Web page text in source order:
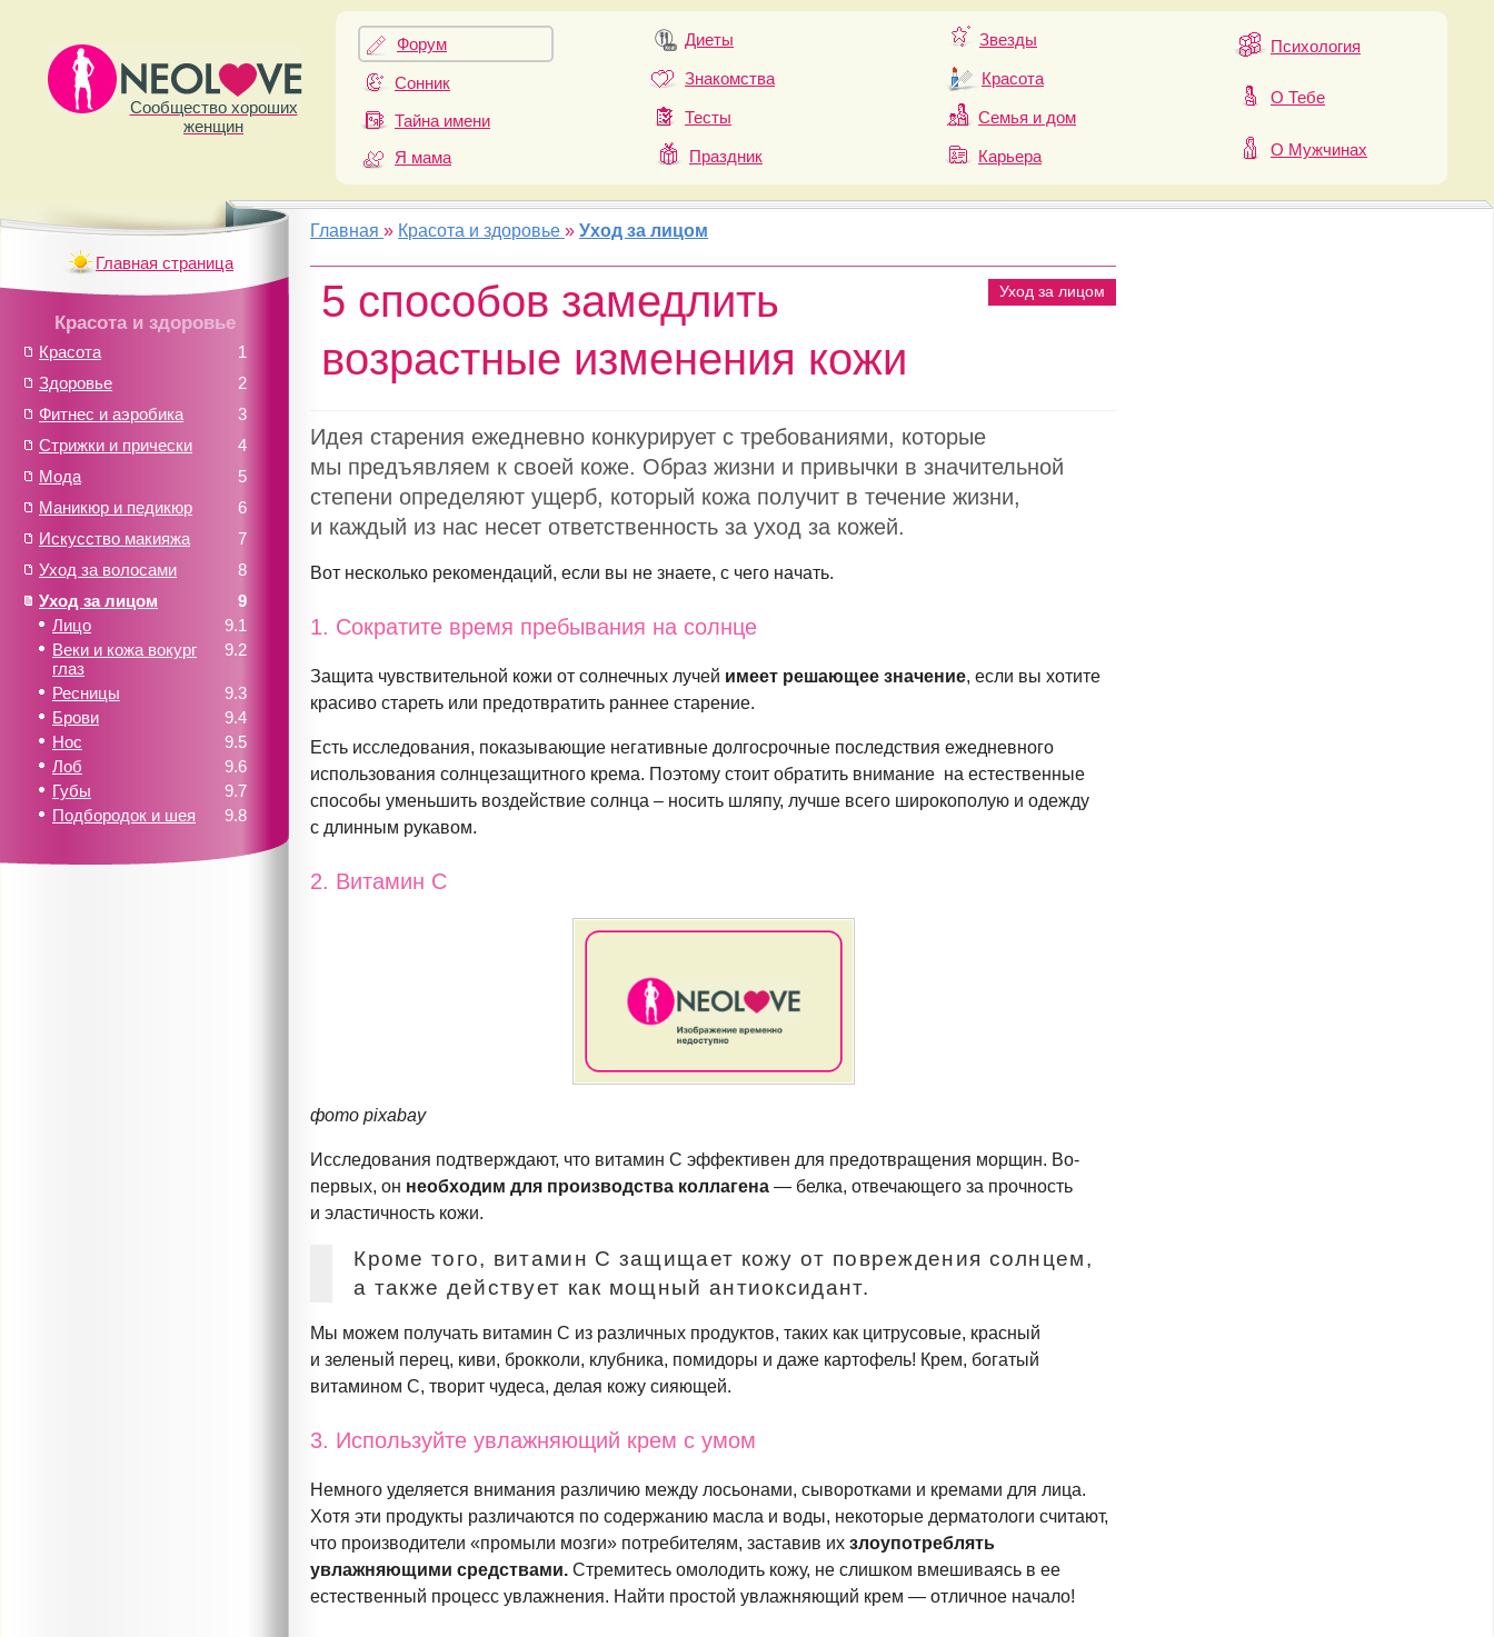
Сообщество хороших
женщин
Форум
Сонник
Тайна имени
Я мама
Диеты
Знакомства
Тесты
Праздник
Звезды
Красота
Семья и дом
Карьера
Психология
О Тебе
О Мужчинах
Главная » Красота и здоровье »Уход за лицом
Уход за лицом
5 способов замедлить
возрастные изменения кожи
Идея старения ежедневно конкурирует с требованиями, которые
мы предъявляем к своей коже. Образ жизни и привычки в значительной
степени определяют ущерб, который кожа получит в течение жизни,
и каждый из нас несет ответственность за уход за кожей.
Вот несколько рекомендаций, если вы не знаете, с чего начать.
1. Сократите время пребывания на солнце
Защита чувствительной кожи от солнечных лучей имеет решающее значение, если вы хотите
красиво стареть или предотвратить раннее старение.
Есть исследования, показывающие негативные долгосрочные последствия ежедневного
использования солнцезащитного крема. Поэтому стоит обратить внимание на естественные
способы уменьшить воздействие солнца – носить шляпу, лучше всего широкополую и одежду
с длинным рукавом.
2. Витамин С
фото pixabay
Исследования подтверждают, что витамин С эффективен для предотвращения морщин. Во-
первых, он необходим для производства коллагена — белка, отвечающего за прочность
и эластичность кожи.
Кроме того, витамин С защищает кожу от повреждения солнцем,
а также действует как мощный антиоксидант.
Мы можем получать витамин С из различных продуктов, таких как цитрусовые, красный
и зеленый перец, киви, брокколи, клубника, помидоры и даже картофель! Крем, богатый
витамином С, творит чудеса, делая кожу сияющей.
3. Используйте увлажняющий крем с умом
Немного уделяется внимания различию между лосьонами, сыворотками и кремами для лица.
Хотя эти продукты различаются по содержанию масла и воды, некоторые дерматологи считают,
что производители «промыли мозги» потребителям, заставив ихзлоупотреблять
увлажняющими средствами. Стремитесь омолодить кожу, не слишком вмешиваясь в ее
естественный процесс увлажнения. Найти простой увлажняющий крем — отличное начало!
Главная страница
Красота и здоровье
1
Красота
2
Здоровье
3
Фитнес и аэробика
4
Стрижки и прически
5
Мода
6
Маникюр и педикюр
7
Искусство макияжа
8
Уход за волосами
9
Уход за лицом
9.1
Лицо
9.2
Веки и кожа вокург
глаз
9.3
Ресницы
9.4
Брови
9.5
Нос
9.6
Лоб
9.7
Губы
9.8
Подбородок и шея